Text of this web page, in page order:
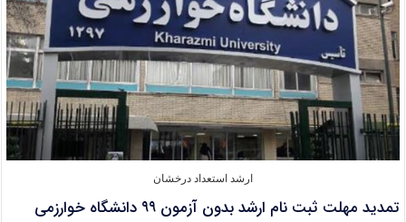
ارشد استعداد درخشان
تمدید مهلت ثبت نام ارشد بدون آزمون ۹۹ دانشگاه خوارزمی